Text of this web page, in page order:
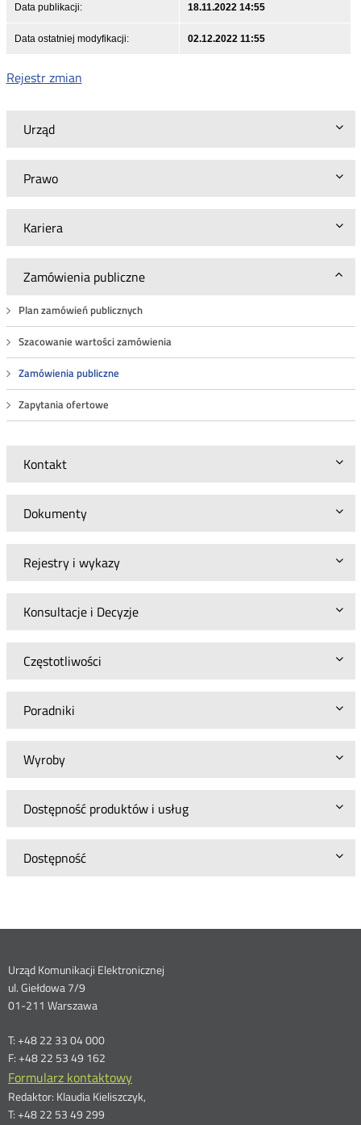
Urząd
Prawo
Kariera
Zamówienia publiczne
Plan zamówień publicznych
Szacowanie wartości zamówienia
Zamówienia publiczne
Zapytania ofertowe
Kontakt
Dokumenty
Rejestry i wykazy
Konsultacje i Decyzje
Częstotliwości
Poradniki
Wyroby
Dostępność produktów i usług
Dostępność
Data publikacji: 18.11.2022 14:55
Data ostatniej modyfikacji: 02.12.2022 11:55
Rejestr zmian
Dane
kontaktowe
Urząd Komunikacji Elektronicznej
ul. Giełdowa 7/9
01-211 Warszawa
T: +48 22 33 04 000
F: +48 22 53 49 162
Formularz kontaktowy
Redaktor: Klaudia Kieliszczyk,
T: +48 22 53 49 299